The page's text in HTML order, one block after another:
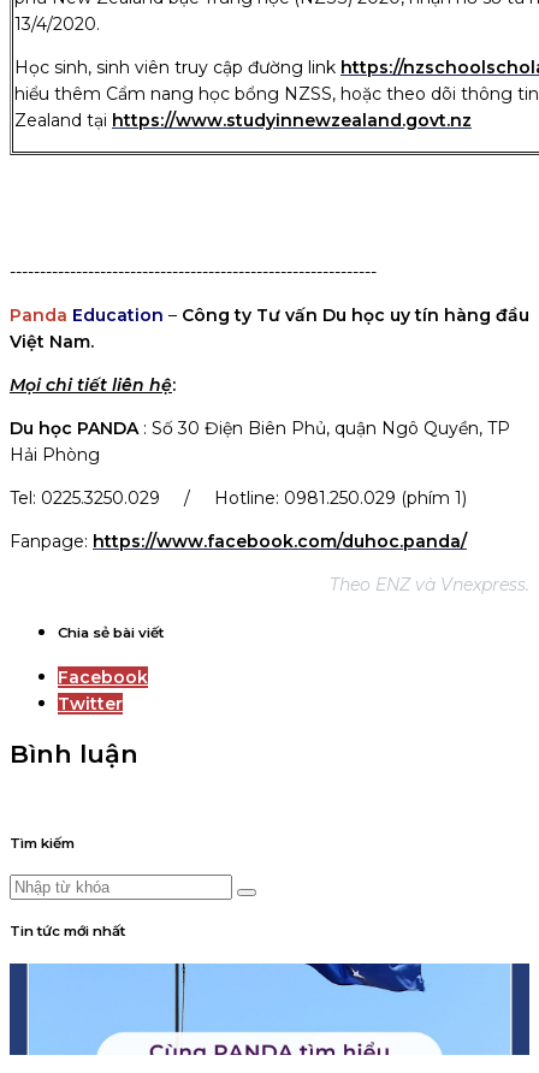
13/4/2020.
Học sinh, sinh viên truy cập đường link https://
hiểu thêm Cẩm nang học bổng NZSS, hoặc theo dõi thông
Zealand tại https://www.studyinnewzealand.govt.nz
-------------------------------------------------------------
Panda Education – Công ty Tư vấn Du học uy tín hàng đầu
Việt Nam.
Mọi chi tiết liên hệ:
Du học PANDA : Số 30 Điện Biên Phủ, quận Ngô Quyền, TP
Hải Phòng
Tel: 0225.3250.029 / Hotline: 0981.250.029 (phím 1)
Fanpage: https://www.facebook.com/duhoc.panda/
Theo ENZ và Vnexpress.
Chia sẻ bài viết
Facebook
Twitter
Bình luận
Tìm kiếm
Tin tức mới nhất